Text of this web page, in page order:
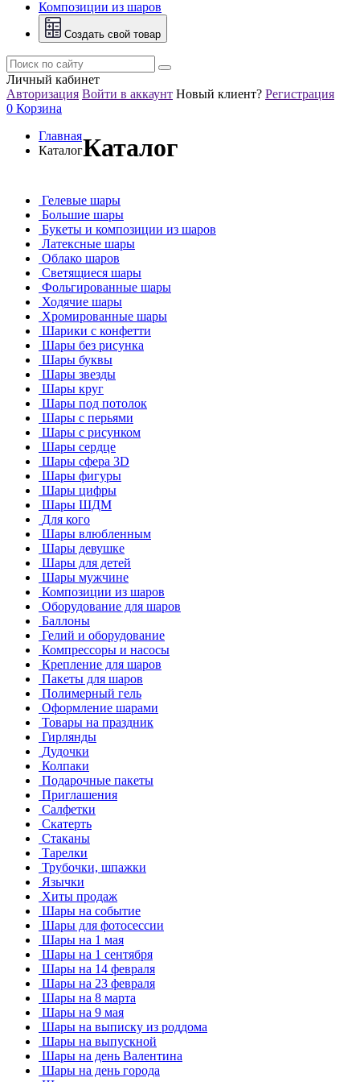
Композиции из шаров
Создать свой товар
Личный кабинет
Авторизация Войти в аккаунт Новый клиент? Регистрация
0 Корзина
Главная
КаталогКаталог
Гелевые шары
Большие шары
Букеты и композиции из шаров
Латексные шары
Облако шаров
Светящиеся шары
Фольгированные шары
Ходячие шары
Хромированные шары
Шарики с конфетти
Шары без рисунка
Шары буквы
Шары звезды
Шары круг
Шары под потолок
Шары с перьями
Шары с рисунком
Шары сердце
Шары сфера 3D
Шары фигуры
Шары цифры
Шары ШДМ
Для кого
Шары влюбленным
Шары девушке
Шары для детей
Шары мужчине
Композиции из шаров
Оборудование для шаров
Баллоны
Гелий и оборудование
Компрессоры и насосы
Крепление для шаров
Пакеты для шаров
Полимерный гель
Оформление шарами
Товары на праздник
Гирлянды
Дудочки
Колпаки
Подарочные пакеты
Приглашения
Салфетки
Скатерть
Стаканы
Тарелки
Трубочки, шпажки
Язычки
Хиты продаж
Шары на событие
Шары для фотосессии
Шары на 1 мая
Шары на 1 сентября
Шары на 14 февраля
Шары на 23 февраля
Шары на 8 марта
Шары на 9 мая
Шары на выписку из роддома
Шары на выпускной
Шары на день Валентина
Шары на день города